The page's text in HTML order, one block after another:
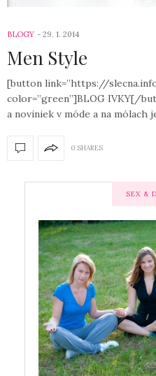
BLOGY 29. 1. 2014
Men Style
[button link=”https://
color=”green”]BLOG IVKY[/
a noviniek v móde a na mólach
0 SHARES
SEX &